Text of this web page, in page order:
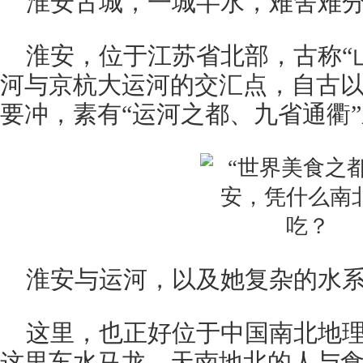
淮安，位于江苏省北部，古称“
河与京杭大运河的交汇点，自古
要冲，素有“运河之都、九省通衢
淮安与运河，以及她复杂的水
这里，也正好位于中国南北地